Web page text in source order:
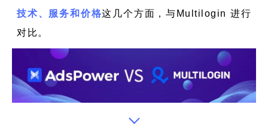
技术、服务和价格这几个方面，与Multilogin 进行
对比。